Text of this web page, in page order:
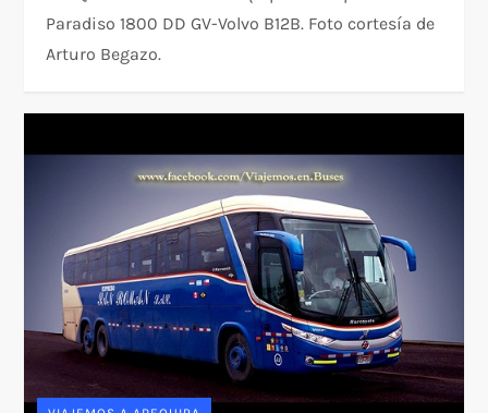
Paradiso 1800 DD GV-Volvo B12B. Foto cortesía de
Arturo Begazo.